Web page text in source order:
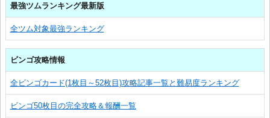
最強ツムランキング最新版
全ツム対象最強ランキング
ビンゴ攻略情報
全ビンゴカード(1枚目～52枚目)攻略記事一覧と難易度ランキング
ビンゴ50枚目の完全攻略＆報酬一覧